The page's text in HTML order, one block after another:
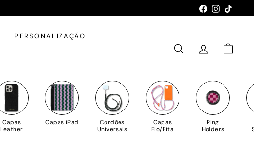
Facebook
Instagram
PERSONALIZAÇÃO
PESQUISAR
CONTA
Capas
Leather
Capas iPad
Cordões
Universais
Capas
Fio/Fita
Ring
Holders